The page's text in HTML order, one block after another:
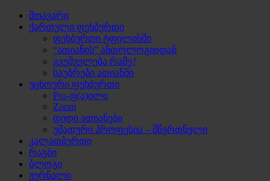
მთავარი
ქართული ფეხბურთი
ფეხბურთი ტფილისში
“ათიანის” ანთოლოგიიდან
გვეშველება რამე?
საუბრები ათიანში
უცხოური ფეხბურთი
Pro-ფ(ა)ილი
Zoom
დიდი ათიანები
უმადური პროფესია – მწვრთნელი
კალათბურთი
რაგბი
ბლოგი
ჟურნალი